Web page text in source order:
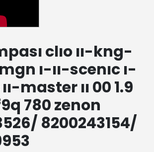
clıo ıı-kng-
ı-ıı-scenıc ı-
master ıı 00 1.9
780 zenon
8200243154/